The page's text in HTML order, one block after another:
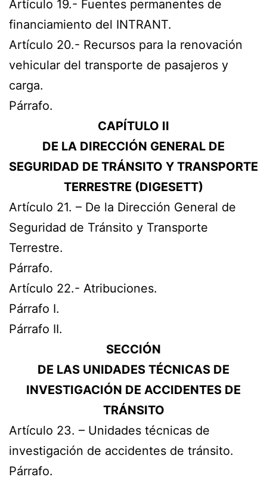
Artículo 19.- Fuentes permanentes de
financiamiento del INTRANT.
Artículo 20.- Recursos para la renovación
vehicular del transporte de pasajeros y
carga.
Párrafo.
CAPÍTULO II
DE LA DIRECCIÓN GENERAL DE
SEGURIDAD DE TRÁNSITO Y TRANSPORTE
TERRESTRE (DIGESETT)
Artículo 21. – De la Dirección General de
Seguridad de Tránsito y Transporte
Terrestre.
Párrafo.
Artículo 22.- Atribuciones.
Párrafo I.
Párrafo II.
SECCIÓN
DE LAS UNIDADES TÉCNICAS DE
INVESTIGACIÓN DE ACCIDENTES DE
TRÁNSITO
Artículo 23. – Unidades técnicas de
investigación de accidentes de tránsito.
Párrafo.